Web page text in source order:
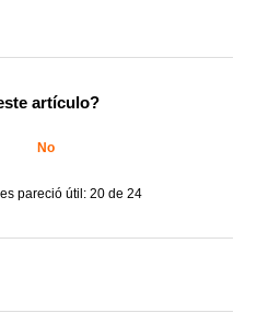
artículo?
No
pareció útil: 20 de 24